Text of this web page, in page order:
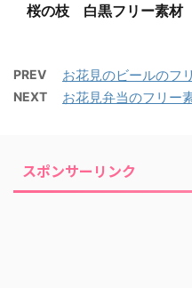
桜の枝 白黒フリー素材
PREV お花見のビールのフ
NEXT お花見弁当のフリー
スポンサーリンク